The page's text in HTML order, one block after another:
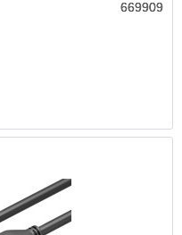
669909